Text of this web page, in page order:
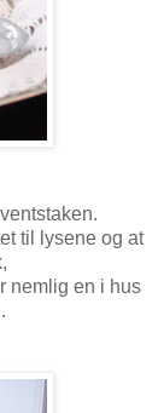
til lysene og at
nemlig en i hus